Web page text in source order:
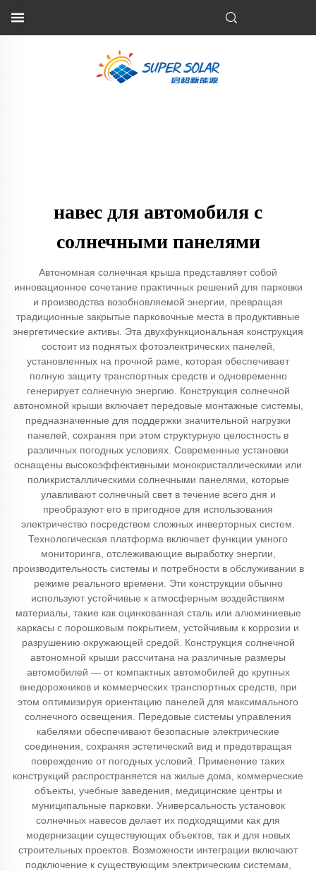
навес для автомобиля с
солнечными панелями
Автономная солнечная крыша представляет собой
инновационное сочетание практичных решений для парковки
и производства возобновляемой энергии, превращая
традиционные закрытые парковочные места в продуктивные
энергетические активы. Эта двухфункциональная конструкция
состоит из поднятых фотоэлектрических панелей,
установленных на прочной раме, которая обеспечивает
полную защиту транспортных средств и одновременно
генерирует солнечную энергию. Конструкция солнечной
автономной крыши включает передовые монтажные системы,
предназначенные для поддержки значительной нагрузки
панелей, сохраняя при этом структурную целостность в
различных погодных условиях. Современные установки
оснащены высокоэффективными монокристаллическими или
поликристаллическими солнечными панелями, которые
улавливают солнечный свет в течение всего дня и
преобразуют его в пригодное для использования
электричество посредством сложных инверторных систем.
Технологическая платформа включает функции умного
мониторинга, отслеживающие выработку энергии,
производительность системы и потребности в обслуживании в
режиме реального времени. Эти конструкции обычно
используют устойчивые к атмосферным воздействиям
материалы, такие как оцинкованная сталь или алюминиевые
каркасы с порошковым покрытием, устойчивым к коррозии и
разрушению окружающей средой. Конструкция солнечной
автономной крыши рассчитана на различные размеры
автомобилей — от компактных автомобилей до крупных
внедорожников и коммерческих транспортных средств, при
этом оптимизируя ориентацию панелей для максимального
солнечного освещения. Передовые системы управления
кабелями обеспечивают безопасные электрические
соединения, сохраняя эстетический вид и предотвращая
повреждение от погодных условий. Применение таких
конструкций распространяется на жилые дома, коммерческие
объекты, учебные заведения, медицинские центры и
муниципальные парковки. Универсальность установок
солнечных навесов делает их подходящими как для
модернизации существующих объектов, так и для новых
строительных проектов. Возможности интеграции включают
подключение к существующим электрическим системам,